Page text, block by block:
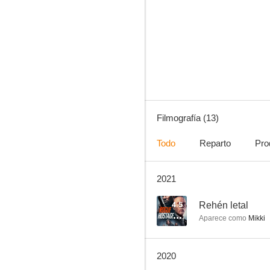
Filmografía (13)
Todo Reparto
2021
4.5 Rehén letal
Aparece como Mikki
2020